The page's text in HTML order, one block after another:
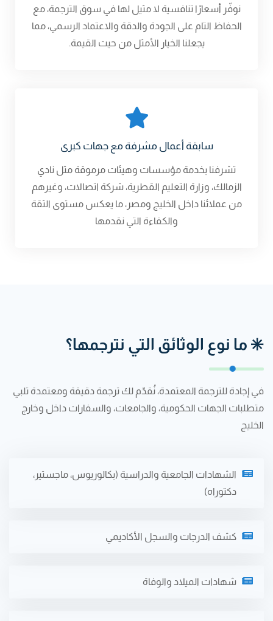
نوفّر أسعارًا تنافسية لا مثيل لها في سوق الترجمة، مع
الحفاظ التام على الجودة والدقة والاعتماد الرسمي، مما
يجعلنا الخيار الأمثل من حيث القيمة.
سابقة أعمال مشرفة مع جهات كبرى
تشرفنا بخدمة مؤسسات وهيئات مرموقة مثل نادي
الزمالك، وزارة التعليم القطرية، شركة اتصالات، وغيرهم
من عملائنا داخل الخليج ومصر، ما يعكس مستوى الثقة
والكفاءة التي نقدمها
ما نوع الوثائق التي نترجمها؟
إجادة للترجمة المعتمدة، نُقدّم لك ترجمة دقيقة ومعتمدة تلبي
الجهات الحكومية، والجامعات، والسفارات داخل وخارج
الشهادات الجامعية والدراسية (بكالوريوس، ماجستير،
دكتوراه)
كشف الدرجات والسجل الأكاديمي
شهادات الميلاد والوفاة